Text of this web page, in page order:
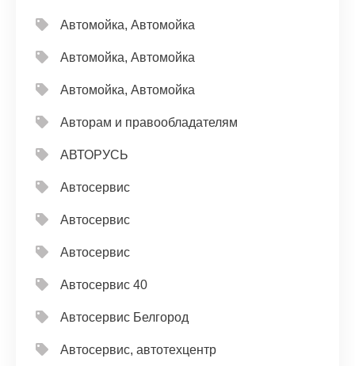
Автомойка, Автомойка
Автомойка, Автомойка
Автомойка, Автомойка
Авторам и правообладателям
АВТОРУСЬ
Автосервис
Автосервис
Автосервис
Автосервис 40
Автосервис Белгород
Автосервис, автотехцентр